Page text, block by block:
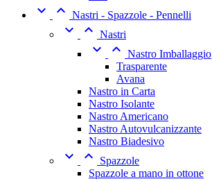
  Nastri - Spazzole - Pennelli
  Nastri
  Nastro Imballaggio
Trasparente
Avana
Nastro in Carta
Nastro Isolante
Nastro Americano
Nastro Autovulcanizzante
Nastro Biadesivo
 
Spazzole
Spazzole a mano in ottone